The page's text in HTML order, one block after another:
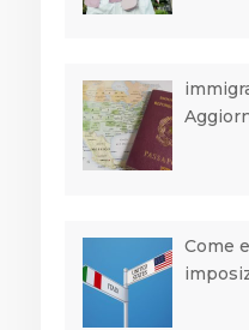
Come